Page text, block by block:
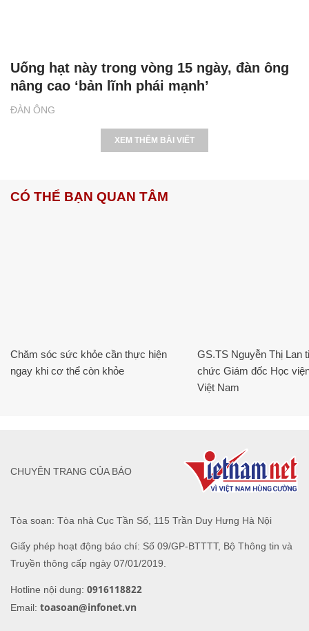
ĐÀN ÔNG
Uống hạt này trong vòng 15 ngày, đàn ông
nâng cao ‘bản lĩnh phái mạnh’
XEM THÊM BÀI VIẾT
CÓ THỂ BẠN QUAN TÂM
Chăm sóc sức khỏe cần thực hiện
ngay khi cơ thể còn khỏe
GS.TS Nguyễn Thị Lan
chức Giám đốc Học
Việt Nam
Tòa soạn: Tòa nhà Cục Tần Số, 115 Trần Duy Hưng Hà Nội
Giấy phép hoạt động báo chí: Số 09/GP-BTTTT, Bộ Thông tin và
Truyền thông cấp ngày 07/01/2019.
Hotline nội dung: 0916118822
Email: toasoan@infonet.vn
CHUYÊN TRANG CỦA BÁO